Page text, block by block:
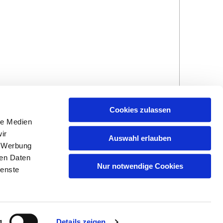
Medien
Daten
Cookies zulassen
Auswahl erlauben
Nur notwendige Cookies
Impressum und